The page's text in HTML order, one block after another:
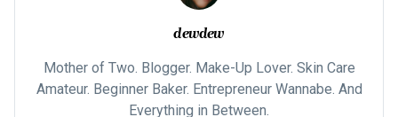
dewdew
Mother of Two. Blogger. Make-Up Lover. Skin Care
Amateur. Beginner Baker. Entrepreneur Wannabe. And
Everything in Between.